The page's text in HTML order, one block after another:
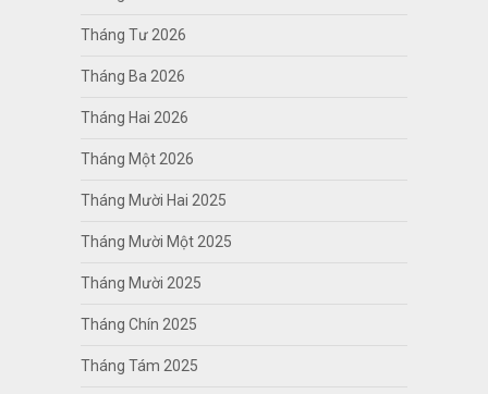
Tháng Tư 2026
Tháng Ba 2026
Tháng Hai 2026
Tháng Một 2026
Tháng Mười Hai 2025
Tháng Mười Một 2025
Tháng Mười 2025
Tháng Chín 2025
Tháng Tám 2025